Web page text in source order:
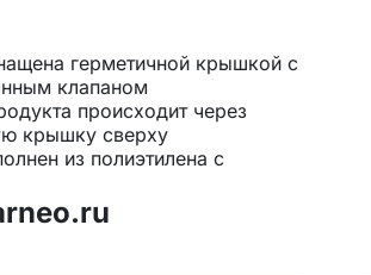
герметичной крышкой с
клапаном
происходит через
крышку сверху
из полиэтилена с
машинной мойки
гигиеническим требованиям